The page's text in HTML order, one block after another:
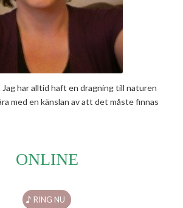
har alltid haft en dragning till naturen
med en känslan av att det måste finnas
ONLINE
RING NU